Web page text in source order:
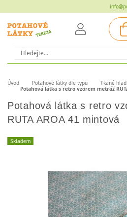
Hledat
Úvod Potahové látky dle typu
Tkané
Potahová látka s retro vzorem metráž
Potahová látka s retro
RUTA AROA 41 mintová
Skladem